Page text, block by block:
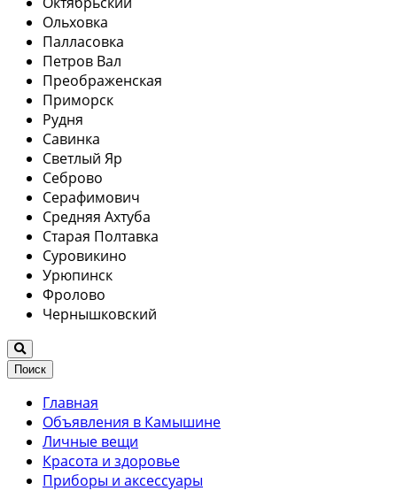
Ольховка
Палласовка
Петров Вал
Преображенская
Приморск
Рудня
Савинка
Светлый Яр
Себрово
Серафимович
Средняя Ахтуба
Старая Полтавка
Суровикино
Урюпинск
Фролово
Чернышковский
Поиск
Главная
Объявления в Камышине
Личные вещи
Красота и здоровье
Приборы и аксессуары